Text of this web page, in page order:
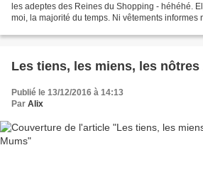
les adeptes des Reines du Shopping - héhéhé.
moi, la majorité du temps. Ni vêtements informes
Les tiens, les miens, les
Publié le 13/12/2016 à 14:13
Par Alix